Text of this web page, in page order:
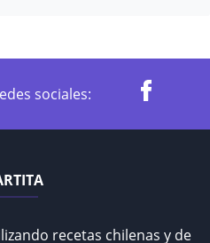
sociales:
recetas chilenas y de